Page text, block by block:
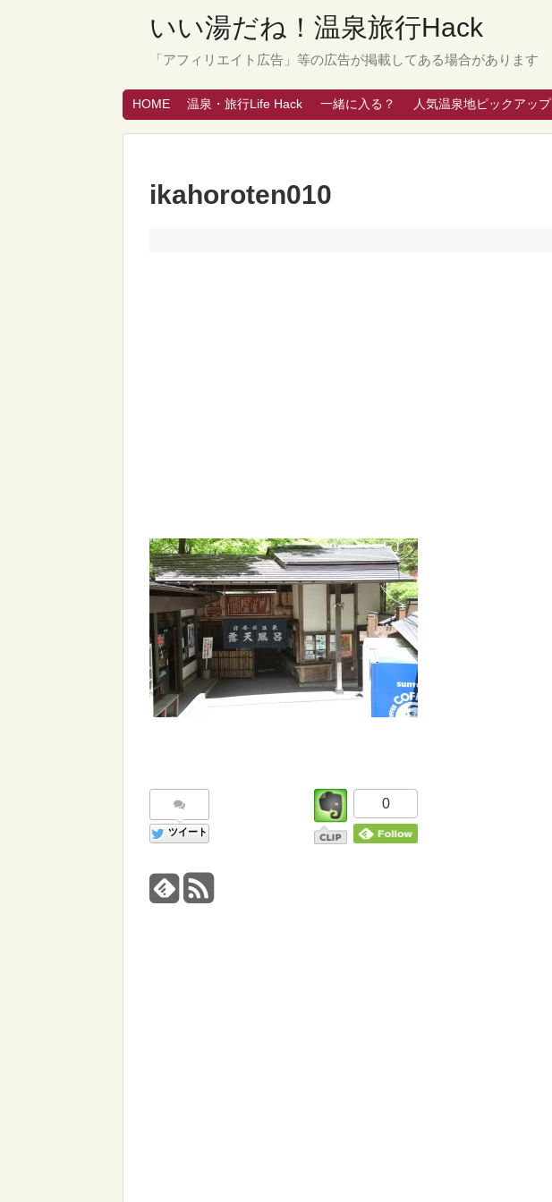
いい湯だね！温泉旅行Hack
「アフィリエイト広告」等の広告が掲載してある場合があります
HOME 温泉・旅行Life Hack 一緒に入る？ 人気温泉地ピックアップ
ikahoroten010
ツイート
0